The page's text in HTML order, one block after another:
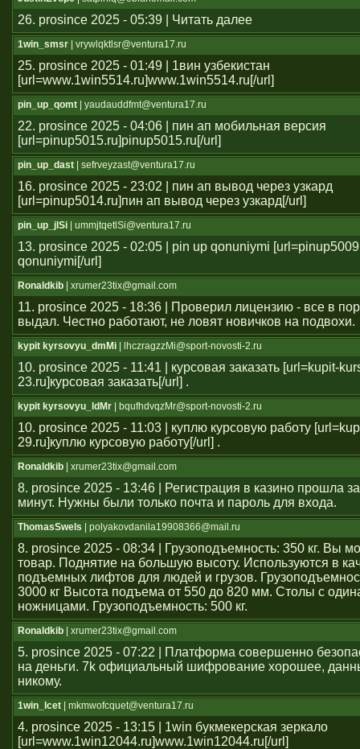
26. prosince 2025 - 05:39 | Читать далее
1win_smsr | vrywlqktlsr@ventura17.ru
25. prosince 2025 - 01:49 | 1вин узбекистан
[url=www.1win5514.ru]www.1win5514.ru[/url]
pin_up_qomt | yaudauddfmt@ventura17.ru
22. prosince 2025 - 04:06 | пин ап мобильная версия
[url=pinup5015.ru]pinup5015.ru[/url]
pin_up_dast | sefrveyzast@ventura17.ru
16. prosince 2025 - 23:02 | пин ап вывод через узкард
[url=pinup5014.ru]пин ап вывод через узкард[/url]
pin_up_jlSi | ummjtqetlSi@ventura17.ru
13. prosince 2025 - 02:05 | pin up qonuniymi
qonuniymi[/url]
Ronaldkib | xrumer23tix@gmail.com
11. prosince 2025 - 18:36 | Проверил лицензию - все в
выдал. Честно работают, не ловят новичков на подвохи.
kypit kyrsovyu_dmMi | lhczragzzMi@sport-novosti-2.ru
10. prosince 2025 - 11:41 | курсовая заказать [url=kupit-
23.ru]курсовая заказать[/url] .
kypit kyrsovyu_ldMr | bqufhdvqzMr@sport-novosti-2.ru
10. prosince 2025 - 11:03 | куплю курсовую работу
29.ru]куплю курсовую работу[/url] .
Ronaldkib | xrumer23tix@gmail.com
8. prosince 2025 - 13:46 | Регистрация в казино прошла
минут. Нужны были только почта и пароль для входа.
ThomasSwels | polyakovdanila19908366@mail.ru
8. prosince 2025 - 08:34 | Грузоподъемность: 350 кг. Вы
товар. Поднятие на большую высоту. Используются в
подъемных лифтов для людей и грузов.
3000 кг Высота подъема от 550 до 820 мм. Столы с
ножницами. Грузоподъемность: 500 кг.
Ronaldkib | xrumer23tix@gmail.com
5. prosince 2025 - 07:22 | Платформа совершенно
на деньги. 7k официальный шифрование хорошее,
никому.
1win_lcet | mkmwofcquet@ventura17.ru
4. prosince 2025 - 13:15 | 1win букмекерская зеркало
[url=www.1win12044.ru]www.1win12044.ru[/url]